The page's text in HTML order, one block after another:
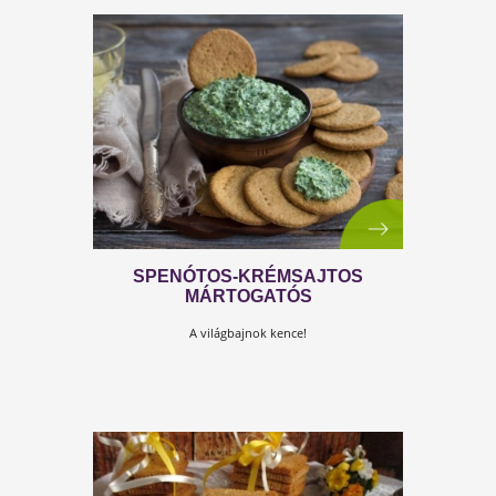
FLAPJACK HÁZILAG
Egy egészséges házi fehérjeszelet